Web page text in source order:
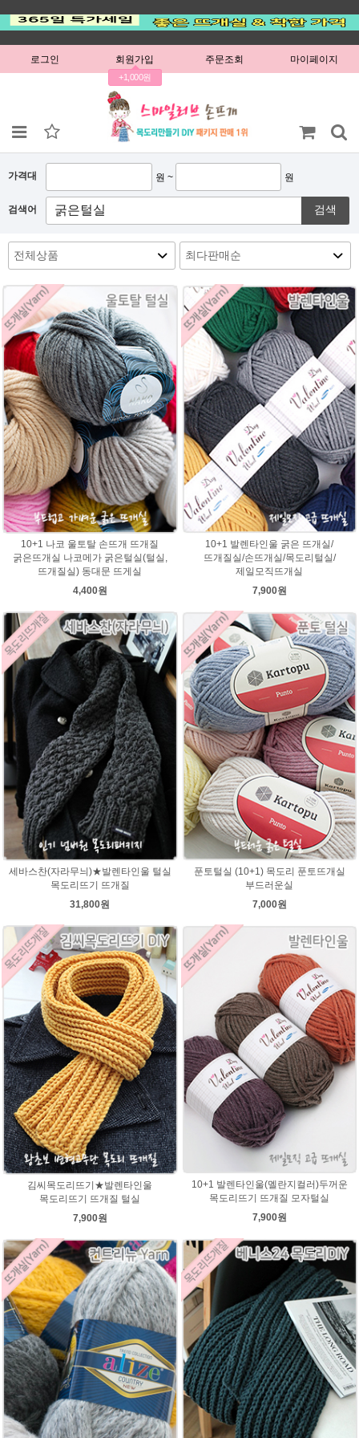
로그인 회원가입
+1,000원
주문조회 마이페이지
가격대 원 ~ 원
검색어 검색
10+1 나코 울토탈 손뜨개 뜨개질
굵은뜨개실 나코메가 굵은털실(털실,
뜨개질실) 동대문 뜨게실
4,400원
10+1 발렌타인울 굵은 뜨개실/
뜨개질실/손뜨개실/목도리털실/
제일모직뜨개실
7,900원
세바스찬(자라무늬)★발렌타인울 털실
목도리뜨기 뜨개질
31,800원
푼토털실 (10+1) 목도리 푼토뜨개실
부드러운실
7,000원
김씨목도리뜨기★발렌타인울
목도리뜨기 뜨개질 털실
7,900원
10+1 발렌타인울(멜란지컬러)두꺼운
목도리뜨기 뜨개질 모자털실
7,900원